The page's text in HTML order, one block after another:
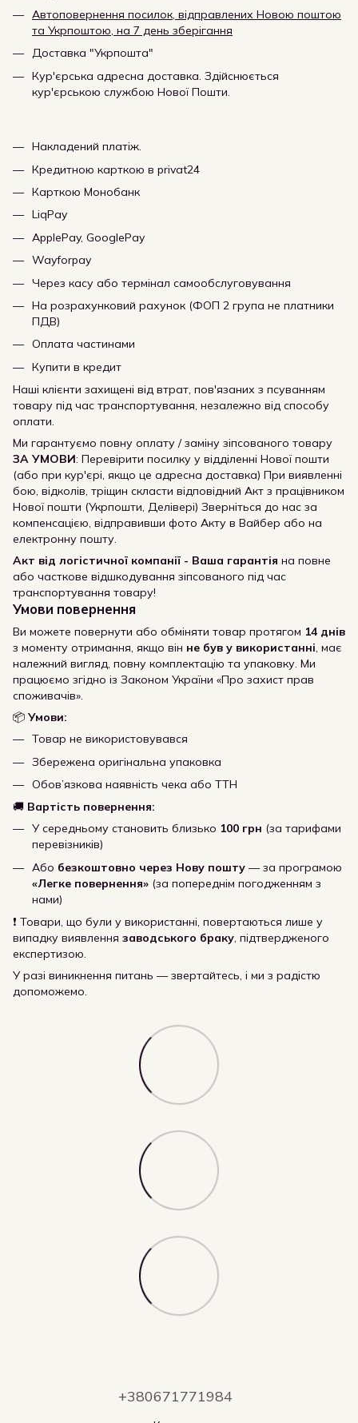
Автоповернення посилок, відправлених Новою поштою
та Укрпоштою, на 7 день зберігання
Доставка "Укрпошта"
Кур'єрська адресна доставка. Здійснюється
кур'єрською службою Нової Пошти.
Накладений платіж.
Кредитною карткою в privat24
Карткою Монобанк
LiqPay
ApplePay, GooglePay
Wayforpay
Через касу або термінал самообслуговування
На розрахунковий рахунок (ФОП 2 група не платники
ПДВ)
Оплата частинами
Купити в кредит
Наші клієнти захищені від втрат, пов'язаних з псуванням
товару під час транспортування, незалежно від способу
оплати.
Ми гарантуємо повну оплату / заміну зіпсованого товару
ЗА УМОВИ: Перевірити посилку у відділенні Нової пошти
(або при кур'єрі, якщо це адресна доставка) При виявленні
бою, відколів, тріщин скласти відповідний Акт з працівником
Нової пошти (Укрпошти, Делівері) Зверніться до нас за
компенсацією, відправивши фото Акту в Вайбер або на
електронну пошту.
Акт від логістичної компанії - Ваша гарантія на повне
або часткове відшкодування зіпсованого під час
транспортування товару!
Умови повернення
Ви можете повернути або обміняти товар протягом 14 днів
з моменту отримання, якщо він не був у використанні, має
належний вигляд, повну комплектацію та упаковку. Ми
працюємо згідно із Законом України «Про захист прав
споживачів».
📦 Умови:
Товар не використовувався
Збережена оригінальна упаковка
Обов’язкова наявність чека або ТТН
🚚 Вартість повернення:
У середньому становить близько 100 грн (за тарифами
перевізників)
Або безкоштовно через Нову пошту — за програмою
«Легке повернення» (за попереднім погодженням з
нами)
❗ Товари, що були у використанні, повертаються лише у
випадку виявлення заводського браку, підтвердженого
експертизою.
У разі виникнення питань — звертайтесь, і ми з радістю
допоможемо.
+380671771984